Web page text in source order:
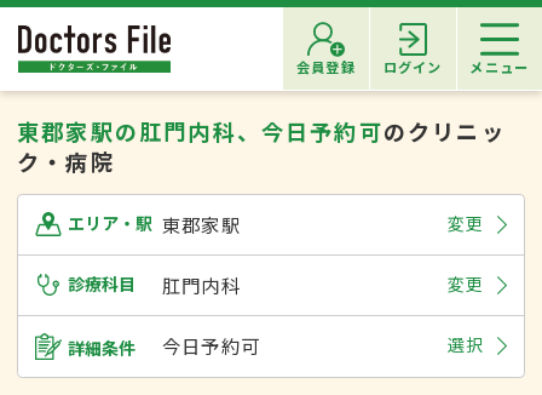
会員登録 ログイン メニュー
東郡家駅の肛門内科、今日予約可のクリニッ
ク・病院
エリア・駅 東郡家駅 変更
診療科目 肛門内科 変更
詳細条件 今日予約可 選択